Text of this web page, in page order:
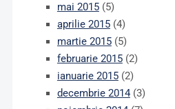
mai 2015(5)
aprilie 2015(4)
martie 2015(5)
februarie 2015(2)
ianuarie 2015(2)
decembrie 2014(3)